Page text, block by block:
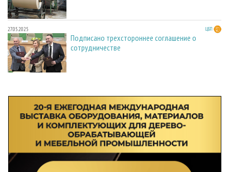
27.05.2025 ЦБП
Подписано трехстороннее соглашение о
сотрудничестве